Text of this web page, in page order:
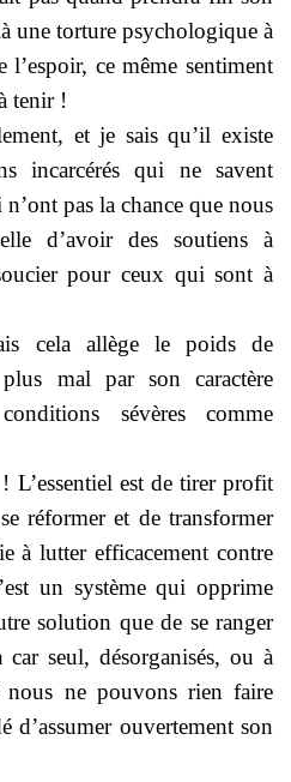
une torture psychologique à
ce même sentiment
tenir !
et je sais qu’il existe
incarcérés qui ne savent
pas la chance que nous
d’avoir des soutiens à
pour ceux qui sont à
cela allège le poids de
mal par son caractère
sévères comme
L’essentiel est de tirer profit
réformer et de transformer
à lutter efficacement contre
un système qui opprime
solution que de se ranger
seul, désorganisés, ou à
nous ne pouvons rien faire
d’assumer ouvertement son